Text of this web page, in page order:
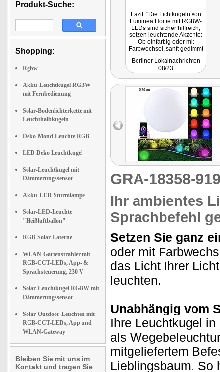
Produkt-Suche:
Shopping:
Rgbw
Akku-Leuchtkugel RGBW
mit Fernbedienung
Solar-Bodenlichterkette mit
Leuchthalbkugeln
Deko-Mond-Leuchte RGB
LED Deko Leuchtkugel
Solar-Leuchtkugel mit
Dämmerungssensor
Akku-LED-Sturmlampe
Solar-LED-Leuchte
"Heißluftballon"
RGB-Solar-Laterne
WLAN-Gartenstrahler mit
RGB-CCT-LEDs, App- &
Sprachsteuerung, 230 V
Solar-Leuchtkugel RGBW mit
Dämmerungssensor
Solar-Outdoor-Leuchten mit
RGB-CCT-LEDs, App und
WLAN-Gateway
Bleiben Sie mit uns im
Kontakt und tragen Sie
Fazit: "Die Lichtkugeln von
Luminea Home mit RGBW-
LEDs sind sicher hilfreich,
setzen leuchtende Akzente:
Ob einfarbig oder mit
Farbwechsel, sanft gedimmt
das Licht Lichtkugel hilft die
Dunkelheit zu verbannen.
Stromanschluss dank Akku."
Berliner Lokalnachrichten
08/23
GRA-18358-
Ihr ambientes
Sprachbefehl
Setzen Sie ganz
oder mit
das Licht Ihrer
leuchten.
Unabhängig vom
Ihre Leuchtkugel in
als
mitgeliefertem
Lieblingsbaum. So